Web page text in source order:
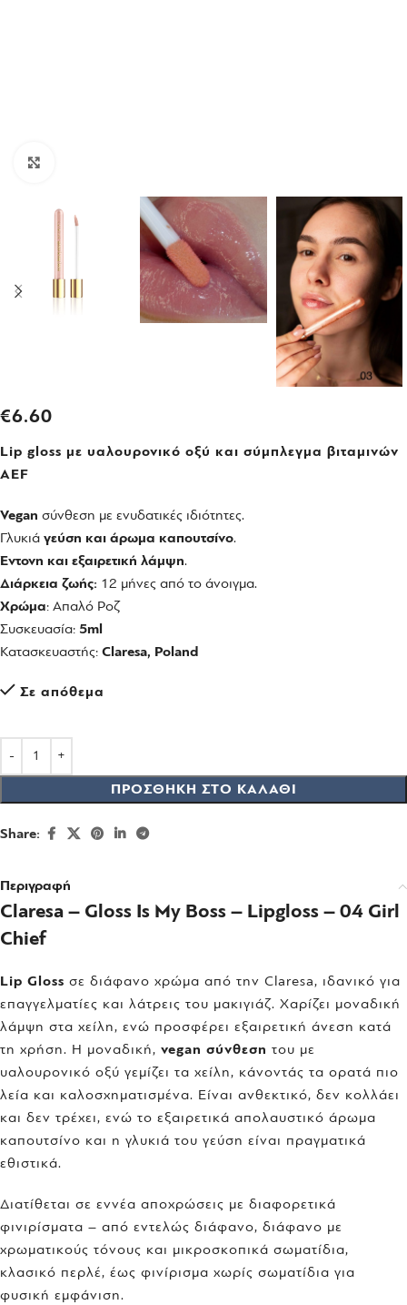
€6.60
Lip gloss με υαλουρονικό οξύ και σύμπλεγμα βιταμινών
AEF
Vegan σύνθεση με ενυδατικές ιδιότητες.
Γλυκιά γεύση και άρωμα καπουτσίνο.
Έντονη και εξαιρετική λάμψη.
Διάρκεια ζωής: 12 μήνες από το άνοιγμα.
Χρώμα: Απαλό Ροζ
Συσκευασία: 5ml
Κατασκευαστής: Claresa, Poland
Σε απόθεμα
ΠΡΟΣΘΉΚΗ ΣΤΟ ΚΑΛΆΘΙ
Share:
Περιγραφή
Claresa – Gloss Is My Boss – Lipgloss – 04 Girl
Chief
Lip Gloss σε διάφανο χρώμα από την Claresa, ιδανικό για
επαγγελματίες και λάτρεις του μακιγιάζ. Χαρίζει μοναδική
λάμψη στα χείλη, ενώ προσφέρει εξαιρετική άνεση κατά
τη χρήση. Η μοναδική, vegan σύνθεση του με
υαλουρονικό οξύ γεμίζει τα χείλη, κάνοντάς τα ορατά πιο
λεία και καλοσχηματισμένα. Είναι ανθεκτικό, δεν κολλάει
και δεν τρέχει, ενώ το εξαιρετικά απολαυστικό άρωμα
καπουτσίνο και η γλυκιά του γεύση είναι πραγματικά
εθιστικά.
Διατίθεται σε εννέα αποχρώσεις με διαφορετικά
φινιρίσματα – από εντελώς διάφανο, διάφανο με
χρωματικούς τόνους και μικροσκοπικά σωματίδια,
κλασικό περλέ, έως φινίρισμα χωρίς σωματίδια για
φυσική εμφάνιση.